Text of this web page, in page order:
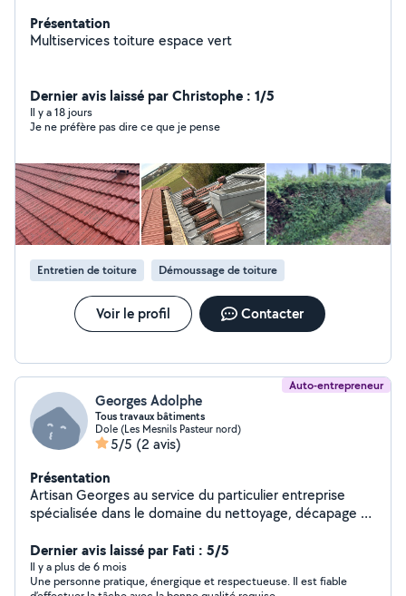
Présentation
Multiservices toiture espace vert
Dernier avis laissé par Christophe : 1/5
Il y a 18 jours
Je ne préfère pas dire ce que je pense
Entretien de toiture Démoussage de toiture
Voir le profil Contacter
Auto-entrepreneur
Georges Adolphe
Tous travaux bâtiments
Dole (Les Mesnils Pasteur nord)
5/5 (2 avis)
Présentation
Artisan Georges au service du particulier entreprise
spécialisée dans le domaine du nettoyage, décapage et
tablettes, pose et remplacement des gouttières,
également le remplacement des dessous de toiture en
pvc et de faîtières ou réparation. Rénovation de portail
Dernier avis laissé par Fati : 5/5
Il y a plus de 6 mois
Une personne pratique, énergique et respectueuse. Il est fiable